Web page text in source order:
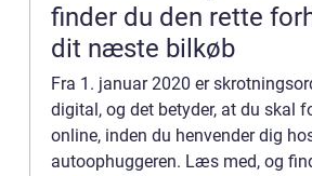
finder du den rette
dit næste bilkøb
Fra 1. januar 2020 er
digital, og det betyder, at du skal
online, inden du henvender dig
autoophuggeren. Læs med, og